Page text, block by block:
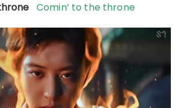
Comin’ to the throne